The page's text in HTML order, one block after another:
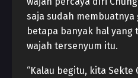
saja sudah
betapa banyak hal yang
wajah tersenyum itu.
“Kalau begitu, kita Sekte